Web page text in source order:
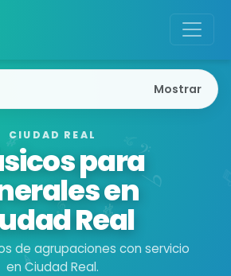
CIUDAD REAL
para
en
Real
de agrupaciones con servicio
en Ciudad Real.
Mostrar